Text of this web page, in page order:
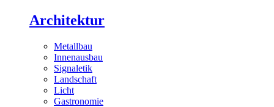
Architektur
Metallbau
Innenausbau
Signaletik
Landschaft
Licht
Gastronomie